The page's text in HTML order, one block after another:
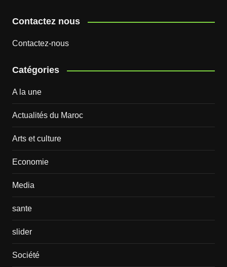
Contactez nous
Contactez-nous
Catégories
A la une
Actualités du Maroc
Arts et culture
Economie
Media
sante
slider
Société